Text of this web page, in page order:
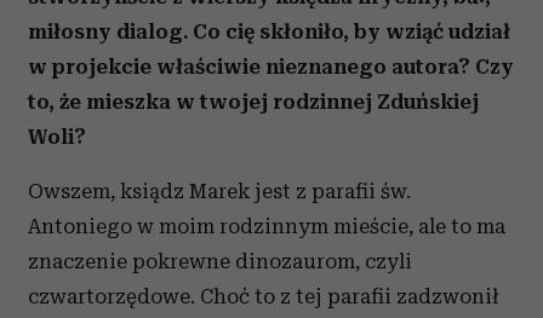
miłosny dialog. Co cię skłoniło, by wziąć udział
w projekcie właściwie nieznanego autora? Czy
to, że mieszka w twojej rodzinnej Zduńskiej
Woli?
Owszem, ksiądz Marek jest z parafii św.
Antoniego w moim rodzinnym mieście, ale to ma
znaczenie pokrewne dinozaurom, czyli
czwartorzędowe. Choć to z tej parafii zadzwonił